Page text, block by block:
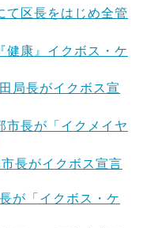
て区長をはじめ全管
健康』イクボス・ケ
局長がイクボス宣
市長が「イクメイヤ
長がイクボス宣言
が「イクボス・ケ